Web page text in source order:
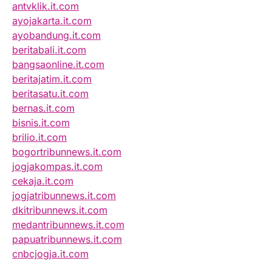
antvklik.it.com
ayojakarta.it.com
ayobandung.it.com
beritabali.it.com
bangsaonline.it.com
beritajatim.it.com
beritasatu.it.com
bernas.it.com
bisnis.it.com
brilio.it.com
bogortribunnews.it.com
jogjakompas.it.com
cekaja.it.com
jogjatribunnews.it.com
dkitribunnews.it.com
medantribunnews.it.com
papuatribunnews.it.com
cnbcjogja.it.com